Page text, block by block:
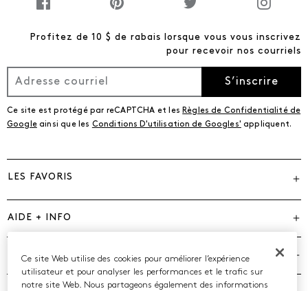
Profitez de 10 $ de rabais lorsque vous vous inscrivez
pour recevoir nos courriels
S’inscrire
Ce site est protégé par reCAPTCHA et les Règles de Confidentialité de
Googleainsi que les Conditions D'utilisation de Googles' appliquent.
LES FAVORIS
AIDE + INFO
MARQUES
Ce site Web utilise des cookies pour améliorer l’expérience
utilisateur et pour analyser les performances et le trafic sur
notre site Web. Nous partageons également des informations